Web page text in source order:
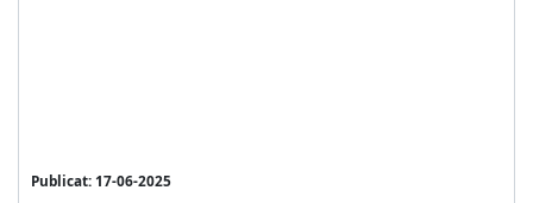
Publicat: 17-06-2025